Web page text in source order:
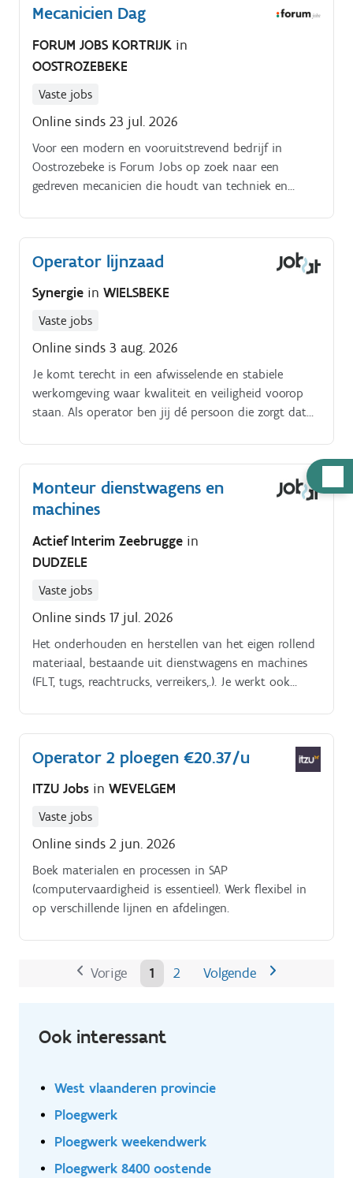
Mecanicien Dag
FORUM JOBS KORTRIJK in
OOSTROZEBEKE
Vaste jobs
Online sinds 23 jul. 2026
Voor een modern en vooruitstrevend bedrijf in
Oostrozebeke is Forum Jobs op zoek naar een
gedreven mecanicien die houdt van techniek en
Operator lijnzaad
Synergie in WIELSBEKE
Vaste jobs
Online sinds 3 aug. 2026
Je komt terecht in een afwisselende en stabiele
werkomgeving waar kwaliteit en veiligheid voorop
staan. Als operator ben jij dé persoon die zorgt dat
Monteur dienstwagens en
machines
Actief Interim Zeebrugge in
DUDZELE
Vaste jobs
Online sinds 17 jul. 2026
Het onderhouden en herstellen van het eigen rollend
materiaal, bestaande uit dienstwagens en machines
(FLT, tugs, reachtrucks, verreikers,.). Je werkt ook
bijstand te ondersteunen zoals personenwagens,
machines, high & heavy,. Op de terminal
zelf.preventieve en curatieve
werkmateriaalbieden van ondersteuning aan de
operaties door voertuigen te depaneren.
Operator 2 ploegen €20.37/u
ITZU Jobs in WEVELGEM
Vaste jobs
Online sinds 2 jun. 2026
Boek materialen en processen in SAP
(computervaardigheid is essentieel). Werk flexibel in
op verschillende lijnen en afdelingen.
Vorige 1 2 Volgende
Ook interessant
West vlaanderen provincie
Ploegwerk
Ploegwerk weekendwerk
Ploegwerk 8400 oostende